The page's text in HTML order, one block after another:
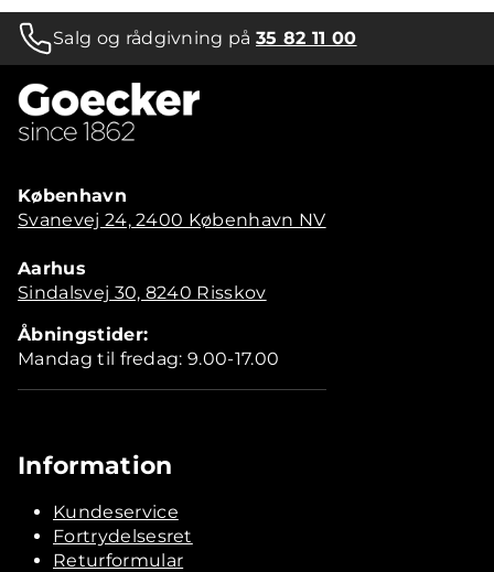
Salg og rådgivning på35 82 11 00
København
Svanevej 24, 2400 København NV
Aarhus
Sindalsvej 30, 8240 Risskov
Åbningstider:
Mandag til fredag: 9.00-17.00
Information
Kundeservice
Fortrydelsesret
Returformular